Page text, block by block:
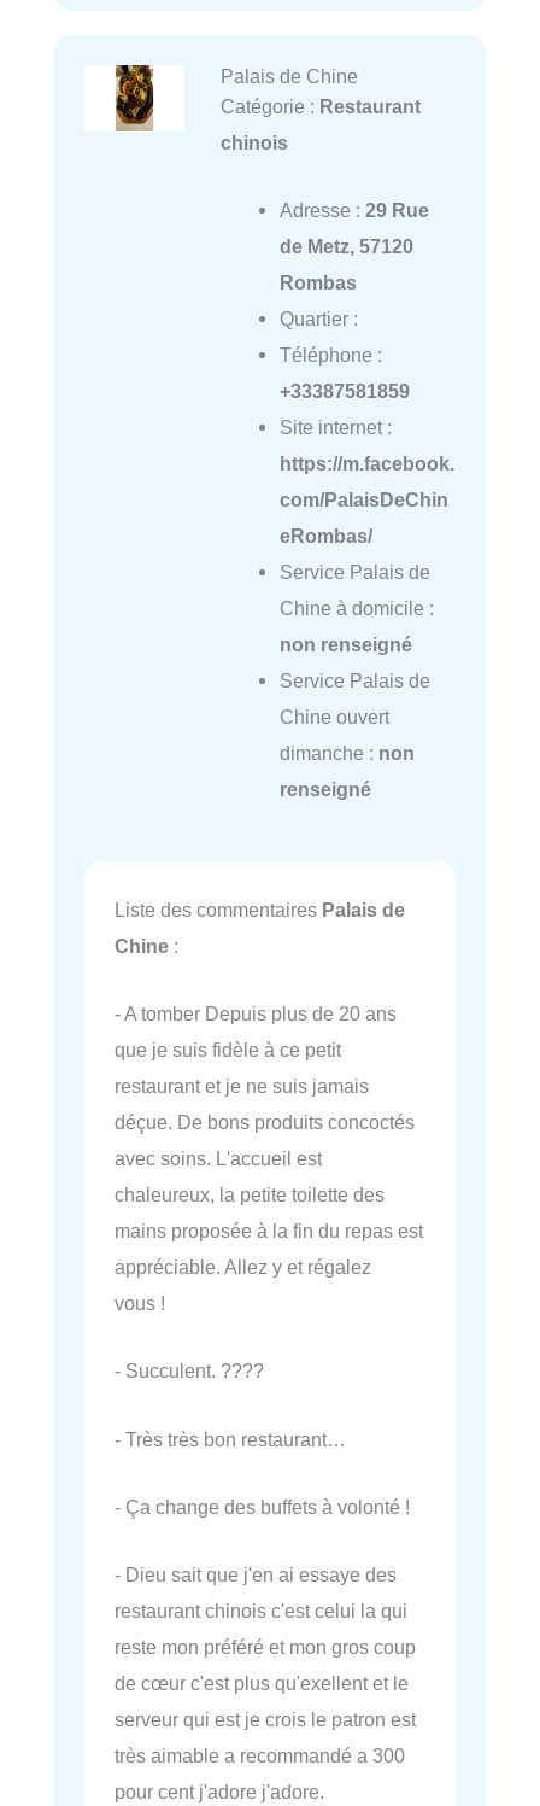
Palais de Chine
Catégorie : Restaurant
chinois
Adresse : 29 Rue
de Metz, 57120
Rombas
Quartier :
Téléphone :
+33387581859
Site internet :
https://m.facebook.
com/PalaisDeChin
eRombas/
Service Palais de
Chine à domicile :
non renseigné
Service Palais de
Chine ouvert
dimanche : non
renseigné
Liste des commentaires Palais de
Chine :
- A tomber Depuis plus de 20 ans
que je suis fidèle à ce petit
restaurant et je ne suis jamais
déçue. De bons produits concoctés
avec soins. L'accueil est
chaleureux, la petite toilette des
mains proposée à la fin du repas est
appréciable. Allez y et régalez
vous !
- Succulent. ????
- Très très bon restaurant…
- Ça change des buffets à volonté !
- Dieu sait que j'en ai essaye des
restaurant chinois c'est celui la qui
reste mon préféré et mon gros coup
de cœur c'est plus qu'exellent et le
serveur qui est je crois le patron est
très aimable a recommandé a 300
pour cent j'adore j'adore.